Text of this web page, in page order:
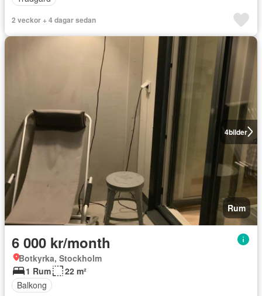
2 veckor + 4 dagar sedan
4bilder
Rum
6 000 kr/month
Botkyrka, Stockholm
1 Rum
22 m²
Balkong